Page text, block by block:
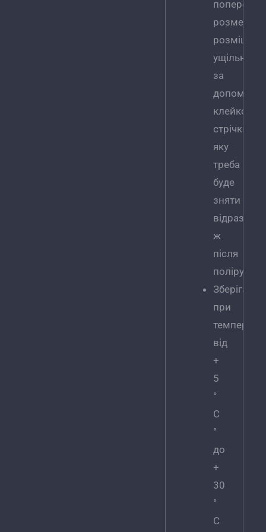
за
клейкої
стрічки,
яку
треба
буде
зняти
відразу
ж
після
Зберігати
при
від
+
5
°
C
°
до
+
30
°
C